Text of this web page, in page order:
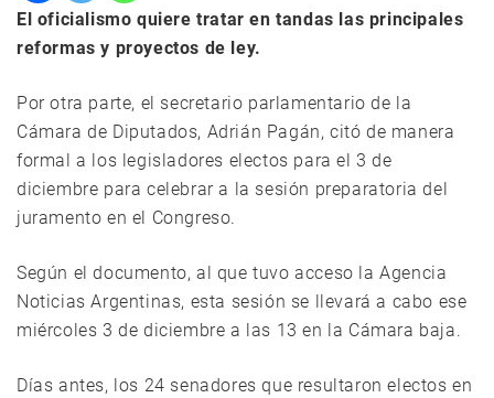
El oficialismo quiere tratar en tandas las principales
reformas y proyectos de ley.
Por otra parte, el secretario parlamentario de la
Cámara de Diputados, Adrián Pagán, citó de manera
formal a los legisladores electos para el 3 de
diciembre para celebrar a la sesión preparatoria del
juramento en el Congreso.
Según el documento, al que tuvo acceso la Agencia
Noticias Argentinas, esta sesión se llevará a cabo ese
miércoles 3 de diciembre a las 13 en la Cámara baja.
Días antes, los 24 senadores que resultaron electos en